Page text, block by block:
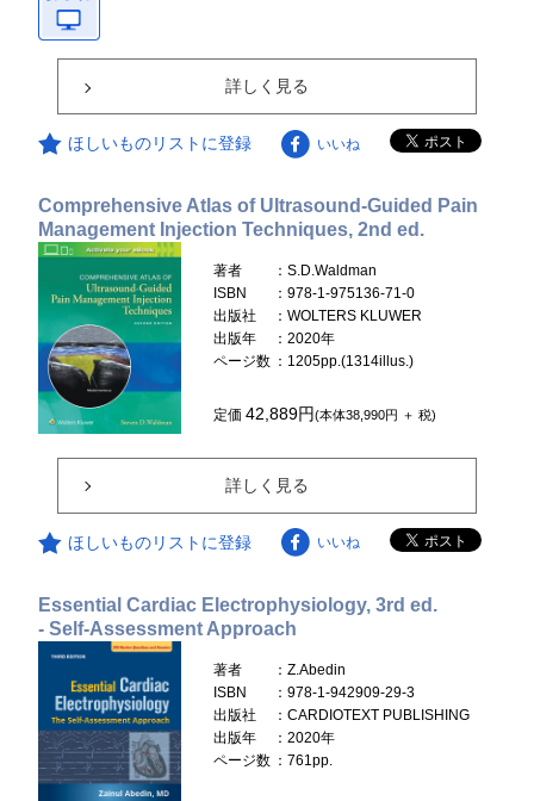
詳しく見る
ほしいものリストに登録 いいね
Comprehensive Atlas of Ultrasound-Guided Pain
Management Injection Techniques, 2nd ed.
著者
：S.D.Waldman
ISBN
：978-1-975136-71-0
出版社
：WOLTERS KLUWER
出版年
：2020年
ページ数 ：1205pp.(1314illus.)
定価42,889円(本体38,990円 ＋ 税)
詳しく見る
ほしいものリストに登録 いいね
Essential Cardiac Electrophysiology, 3rd ed.
- Self-Assessment Approach
著者
：Z.Abedin
ISBN
：978-1-942909-29-3
出版社
：CARDIOTEXT PUBLISHING
出版年
：2020年
ページ数 ：761pp.